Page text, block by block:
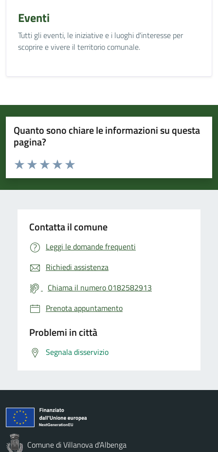
Eventi
Tutti gli eventi, le iniziative e i luoghi d'interesse per
scoprire e vivere il territorio comunale.
Quanto sono chiare le informazioni su questa
pagina?
Valuta da 1 a 5 stelle la pagina
Valuta 5 stelle su 5
Valuta 4 stelle su 5
Valuta 3 stelle su 5
Valuta 2 stelle su 5
Valuta 1 stelle su 5
Contatta il comune
Leggi le domande frequenti
Richiedi assistenza
Chiama il numero 0182582913
Prenota appuntamento
Problemi in città
Segnala disservizio
Comune di Villanova d'Albenga